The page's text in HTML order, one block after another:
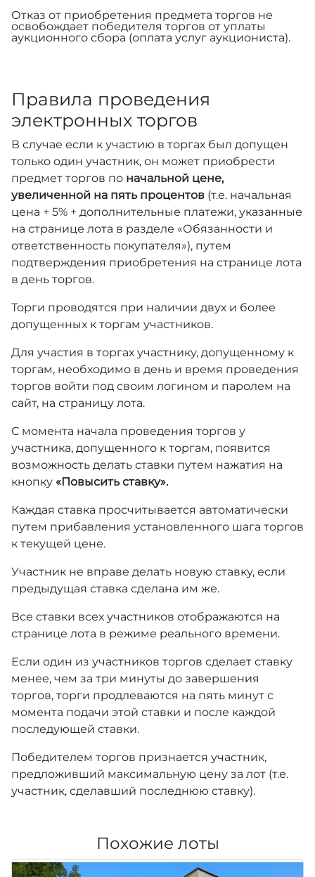
Отказ от приобретения предмета торгов не
освобождает победителя торгов от уплаты
аукционного сбора (оплата услуг аукциониста).
Правила проведения
электронных торгов
В случае если к участию в торгах был допущен
только один участник, он может приобрести
предмет торгов по начальной цене,
увеличенной на пять процентов (т.е. начальная
цена + 5% + дополнительные платежи, указанные
на странице лота в разделе «Обязанности и
ответственность покупателя»), путем
подтверждения приобретения на странице лота
в день торгов.
Торги проводятся при наличии двух и более
допущенных к торгам участников.
Для участия в торгах участнику, допущенному к
торгам, необходимо в день и время проведения
торгов войти под своим логином и паролем на
сайт, на страницу лота.
С момента начала проведения торгов у
участника, допущенного к торгам, появится
возможность делать ставки путем нажатия на
кнопку «Повысить ставку».
Каждая ставка просчитывается автоматически
путем прибавления установленного шага торгов
к текущей цене.
Участник не вправе делать новую ставку, если
предыдущая ставка сделана им же.
Все ставки всех участников отображаются на
странице лота в режиме реального времени.
Если один из участников торгов сделает ставку
менее, чем за три минуты до завершения
торгов, торги продлеваются на пять минут с
момента подачи этой ставки и после каждой
последующей ставки.
Победителем торгов признается участник,
предложивший максимальную цену за лот (т.е.
участник, сделавший последнюю ставку).
Похожие лоты